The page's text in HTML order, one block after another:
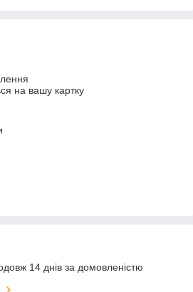
на вашу картку
14 днів за домовленістю